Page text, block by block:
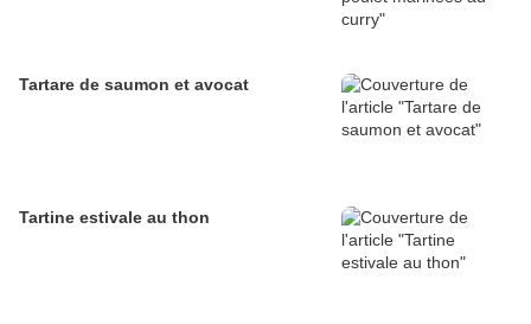
Tartare de saumon et avocat
Tartine estivale au thon